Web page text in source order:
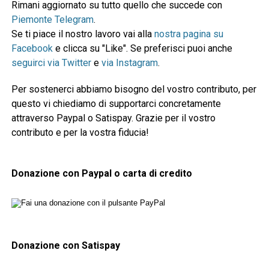
Rimani aggiornato su tutto quello che succede con
Piemonte Telegram.
Se ti piace il nostro lavoro vai alla nostra pagina su
Facebooke clicca su "Like". Se preferisci puoi anche
seguirci via Twittere via Instagram.
Per sostenerci abbiamo bisogno del vostro contributo, per
questo vi chiediamo di supportarci concretamente
attraverso Paypal o Satispay. Grazie per il vostro
contributo e per la vostra fiducia!
Donazione con Paypal o carta di credito
Donazione con Satispay